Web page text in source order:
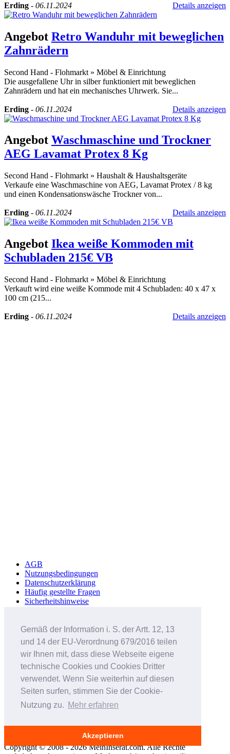
Gemäß der Information i. S. der Artt. 12, 13
und 14 der EU-Verordnung 679/2016 teilen
wir Ihnen mit, dass diese Webseite eigene
technische Cookies und Cookies Dritter
verwendet. Wenn Sie weiterhin auf diesen
Seiten surfen, stimmen Sie der Cookie-
Nutzung zu. Mehr erfahren
Akzeptieren
Erding - 06.11.2024 Details anzeigen
Angebot Retro Wanduhr mit beweglichen
Zahnrädern
Second Hand - Flohmarkt » Möbel & Einrichtung
Die ausgefallene Uhr in silber funktioniert mit beweglichen
Zahnrädern und hat ein mechanisches Uhrwerk. Sie...
Erding - 06.11.2024 Details anzeigen
Angebot Waschmaschine und Trockner
AEG Lavamat Protex 8 Kg
Second Hand - Flohmarkt » Haushalt & Haushaltsgeräte
Verkaufe eine Waschmaschine von AEG, Lavamat Protex / 8 kg
und einen Kondensationswäsche Trockner von...
Erding - 06.11.2024 Details anzeigen
Angebot Ikea weiße Kommoden mit
Schubladen 215€ VB
Second Hand - Flohmarkt » Möbel & Einrichtung
Verkauft wird eine weiße Kommode mit 4 Schubladen: 40 x 47 x
100 cm (215...
Erding - 06.11.2024 Details anzeigen
AGB
Nutzungsbedingungen
Datenschutzerklärung
Häufig gestellte Fragen
Sicherheitshinweise
Studenteninserate.at
Kleinanzeigen-Suedtirol.com
RC-Flohmarkt.com
MeinInserat.at
MeinInserat.com
Auswandern nach Südtirol
AnnunciPratici.it
MeinInserat.it
Immobar.it
Copyright © 2008 - 2026 MeinInserat.com. Alle Rechte